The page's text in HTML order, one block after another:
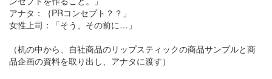
アナタ：｛PRコンセプト？？」
女性上司：「そう、その前に…」
（机の中から、自社商品のリップスティックの商品サンプルと商
品企画の資料を取り出し、アナタに渡す）